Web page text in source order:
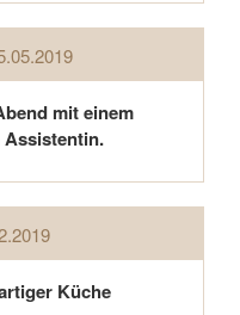
mit einem
Assistentin.
Küche